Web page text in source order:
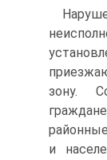
зону.
и